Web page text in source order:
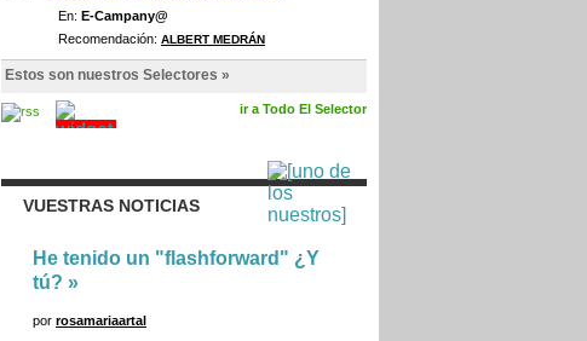
En: E-Campany@
Recomendación: ALBERT MEDRÁN
Estos son nuestros Selectores »
ir a Todo El Selector
VUESTRAS NOTICIAS
He tenido un "flashforward" ¿Y
tú? »
por rosamariaartal